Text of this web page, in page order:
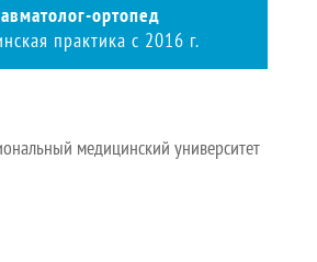
ортопед
практика с 2016 г.
медицинский университет